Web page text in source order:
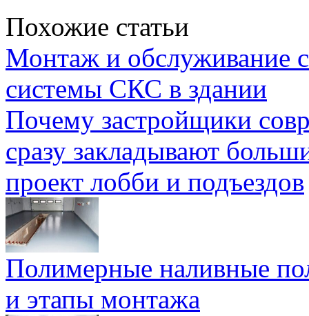
Похожие статьи
Монтаж и обслуживание
системы СКС в здании
Почему застройщики
сразу закладывают
проект лобби и подъездов
Полимерные наливные
и этапы монтажа